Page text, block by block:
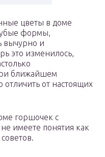
цветы в доме
формы,
вычурно и
это изменилось,
ближайшем
от настоящих
горшочек с
имеете понятия как